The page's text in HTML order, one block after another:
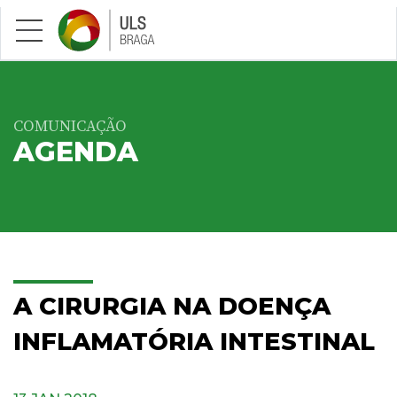
Saltar para conteúdo principal
COMUNICAÇÃO
AGENDA
A CIRURGIA NA DOENÇA
INFLAMATÓRIA INTESTINAL